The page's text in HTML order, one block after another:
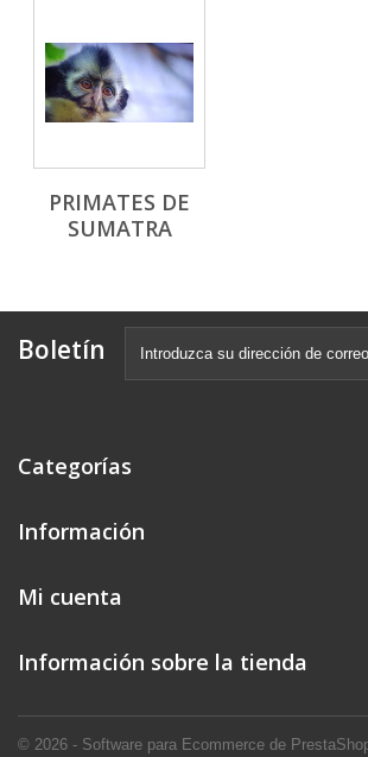
PRIMATES DE
SUMATRA
Boletín
Categorías
Información
© 2026 - Software para Ecommerce de
Mi cuenta
Información sobre la tienda